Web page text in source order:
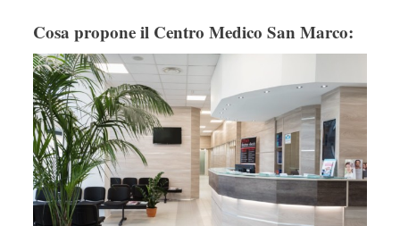
Cosa propone il Centro Medico San Marco: